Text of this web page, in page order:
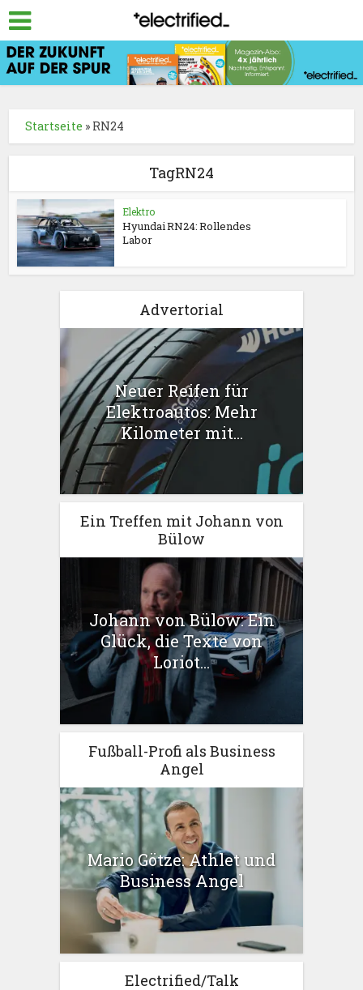
Startseite » RN24
TagRN24
Elektro
Hyundai RN24: Rollendes
Labor
Advertorial
Neuer Reifen für
Elektroautos: Mehr
Kilometer mit...
Ein Treffen mit Johann von
Bülow
Johann von Bülow: Ein
Glück, die Texte von
Loriot...
Fußball-Profi als Business
Angel
Mario Götze: Athlet und
Business Angel
Electrified/Talk